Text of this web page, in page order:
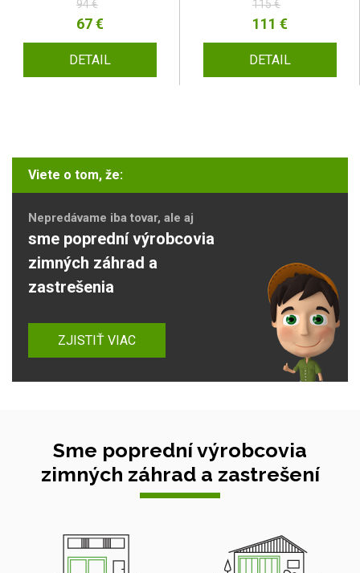
94 €
67 €
DETAIL
115 €
111 €
DETAIL
Viete o tom, že:
Nepredávame iba tovar, ale aj
sme poprední výrobcovia
zimných záhrad a
zastrešenia
ZJISTIŤ VIAC
Sme poprední výrobcovia
zimných záhrad a zastrešení